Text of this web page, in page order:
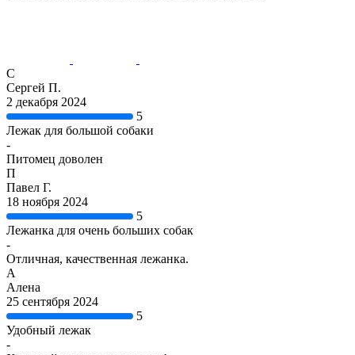
С
Сергей П.
2 декабря 2024
5
Лежак для большой собаки
-
Питомец доволен
П
Павел Г.
18 ноября 2024
5
Лежанка для очень больших собак
-
Отличная, качественная лежанка.
А
Алена
25 сентября 2024
5
Удобный лежак
-